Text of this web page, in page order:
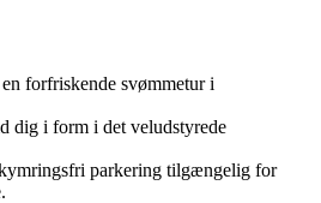
forfriskende svømmetur i
dig i form i det veludstyrede
parkering tilgængelig for